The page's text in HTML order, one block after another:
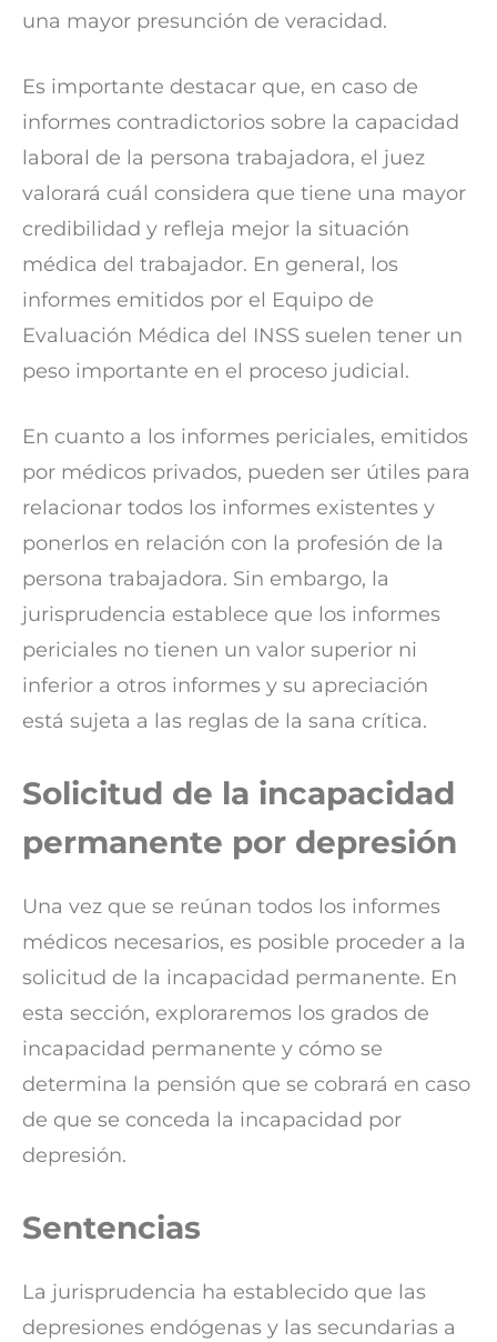
una mayor presunción de veracidad.
Es importante destacar que, en caso de
informes contradictorios sobre la capacidad
laboral de la persona trabajadora, el juez
valorará cuál considera que tiene una mayor
credibilidad y refleja mejor la situación
médica del trabajador. En general, los
informes emitidos por el Equipo de
Evaluación Médica del INSS suelen tener un
peso importante en el proceso judicial.
En cuanto a los informes periciales, emitidos
por médicos privados, pueden ser útiles para
relacionar todos los informes existentes y
ponerlos en relación con la profesión de la
persona trabajadora. Sin embargo, la
jurisprudencia establece que los informes
periciales no tienen un valor superior ni
inferior a otros informes y su apreciación
está sujeta a las reglas de la sana crítica.
Solicitud de la incapacidad
permanente por depresión
Una vez que se reúnan todos los informes
médicos necesarios, es posible proceder a la
solicitud de la incapacidad permanente. En
esta sección, exploraremos los grados de
incapacidad permanente y cómo se
determina la pensión que se cobrará en caso
de que se conceda la incapacidad por
depresión.
Sentencias
La jurisprudencia ha establecido que las
depresiones endógenas y las secundarias a